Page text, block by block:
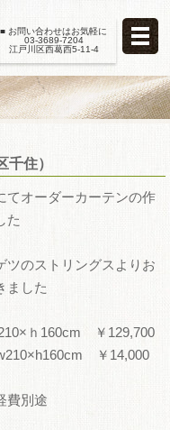
■ お問い合わせはお気軽に
03-3689-7204
江戸川区西葛西5-11-4
住）
てオーダーカーテンの作
た
ツのストリングスよりお
ました
ｈ160cm ￥129,700
￥14,000
別途